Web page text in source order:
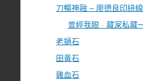
刀暢神融 – 廖德良印紐
曾經我眼 · 藏家私藏
老撾石
田黃石
雞血石